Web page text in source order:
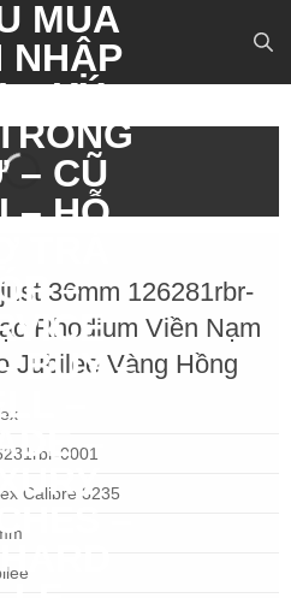
36mm 126281rbr-
Rhodium Viền Nạm
Jubilee Vàng Hồng
0001
Calibre 3235